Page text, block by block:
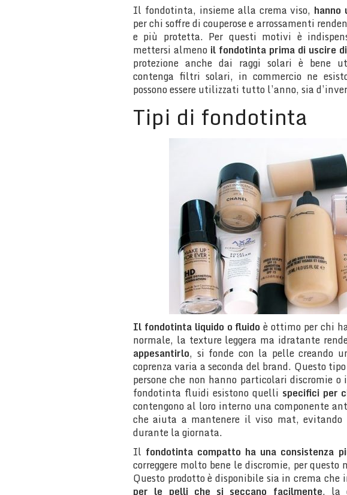
Il fondotinta, insieme alla crema viso, hanno
per chi soffre di couperose e arrossamenti
e più protetta. Per questi motivi è
mettersi almeno il fondotinta prima di uscire
protezione anche dai raggi solari è bene
contenga filtri solari, in commercio ne
possono essere utilizzati tutto l’anno, sia
Tipi di fondotinta
Il fondotinta liquido o fluidoè ottimo per chi
normale, la texture leggera ma idratante
appesantirlo, si fonde con la pelle creando
coprenza varia a seconda del brand. Questo
persone che non hanno particolari discromie
fondotinta fluidi esistono quelli specifici per
contengono al loro interno una componente
che aiuta a mantenere il viso mat,
durante la giornata.
Il fondotinta compatto ha una consistenza
correggere molto bene le discromie, per
Questo prodotto è disponibile sia in crema che
per le pelli che si seccano facilmente, la